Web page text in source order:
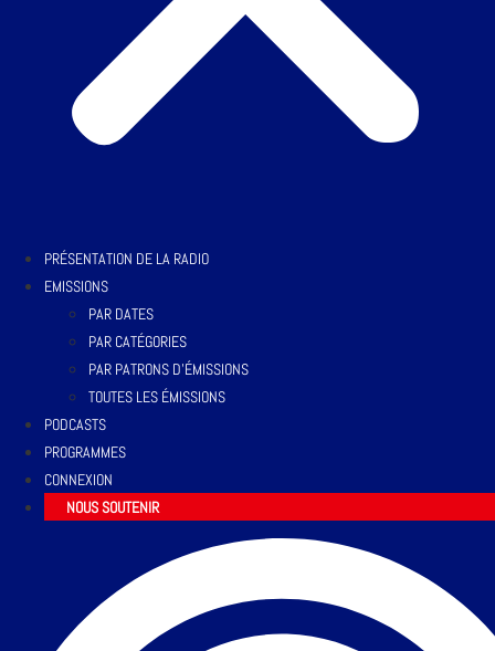
PRÉSENTATION DE LA RADIO
EMISSIONS
PAR DATES
PAR CATÉGORIES
PAR PATRONS D’ÉMISSIONS
TOUTES LES ÉMISSIONS
PODCASTS
PROGRAMMES
CONNEXION
NOUS SOUTENIR